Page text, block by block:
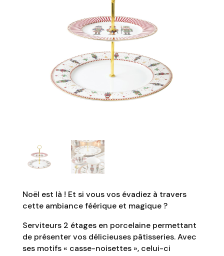
Noël est là ! Et si vous vos évadiez à travers
cette ambiance féérique et magique ?
Serviteurs 2 étages en porcelaine permettant
de présenter vos délicieuses pâtisseries. Avec
ses motifs « casse-noisettes », celui-ci